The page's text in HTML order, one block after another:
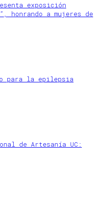
exposición
honrando a mujeres de
para la epilepsia
de Artesanía UC: